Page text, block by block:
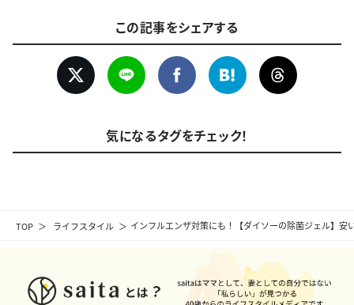
TOP ライフスタイル インフルエンザ対策にも！【ダイソーの除菌ジェル】
この記事をシェアする
気になるタグをチェック！